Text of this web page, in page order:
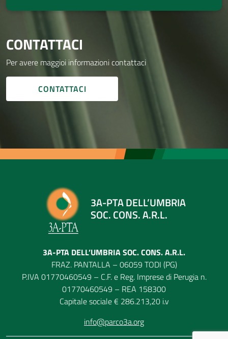
CONTATTACI
Per avere maggioi informazioni contattaci
CONTATTACI
3A-PTA DELL’UMBRIA
SOC. CONS. A.R.L.
3A-PTA DELL’UMBRIA SOC. CONS. A.R.L.
FRAZ. PANTALLA – 06059 TODI (PG)
P.IVA 01770460549 – C.F. e Reg. Imprese di Perugia n.
01770460549 – REA 158300
Capitale sociale € 286.213,20 i.v
info@parco3a.org